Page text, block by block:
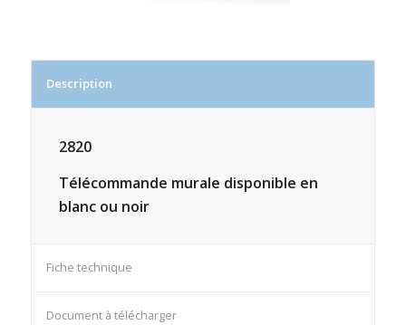
Description
2820
Télécommande murale disponible en
blanc ou noir
Fiche technique
Document à télécharger